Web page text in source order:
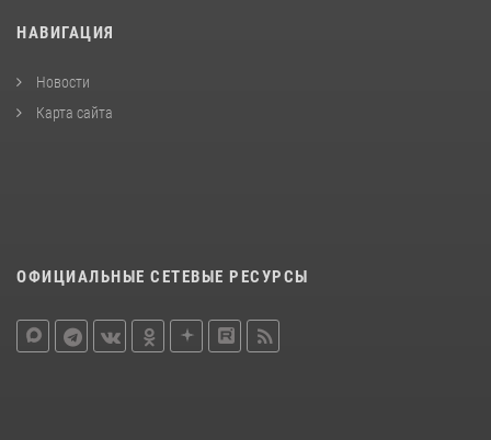
НАВИГАЦИЯ
Новости
Карта сайта
ОФИЦИАЛЬНЫЕ СЕТЕВЫЕ РЕСУРСЫ